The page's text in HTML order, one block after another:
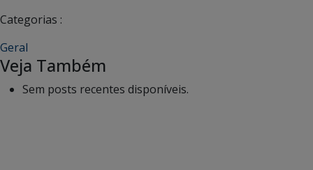
Categorias :
Geral
Veja Também
Sem posts recentes disponíveis.